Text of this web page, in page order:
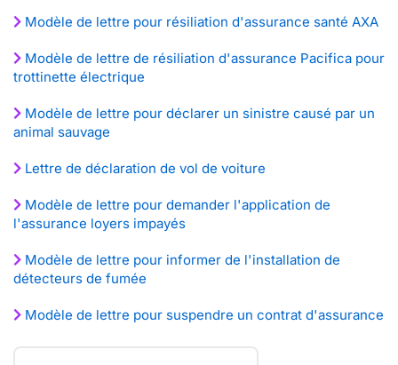
Modèle de lettre pour résiliation d'assurance santé AXA
Modèle de lettre de résiliation d'assurance Pacifica pour
trottinette électrique
Modèle de lettre pour déclarer un sinistre causé par un
animal sauvage
Lettre de déclaration de vol de voiture
Modèle de lettre pour demander l'application de
l'assurance loyers impayés
Modèle de lettre pour informer de l'installation de
détecteurs de fumée
Modèle de lettre pour suspendre un contrat d'assurance